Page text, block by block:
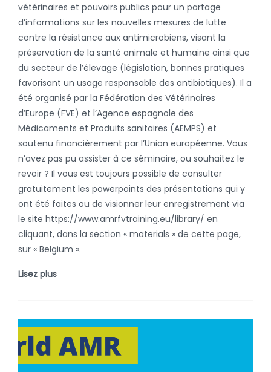
vétérinaires et pouvoirs publics pour un partage
d’informations sur les nouvelles mesures de lutte
contre la résistance aux antimicrobiens, visant la
préservation de la santé animale et humaine ainsi que
du secteur de l’élevage (législation, bonnes pratiques
favorisant un usage responsable des antibiotiques). Il a
été organisé par la Fédération des Vétérinaires
d’Europe (FVE) et l’Agence espagnole des
Médicaments et Produits sanitaires (AEMPS) et
soutenu financièrement par l’Union européenne. Vous
n’avez pas pu assister à ce séminaire, ou souhaitez le
revoir ? Il vous est toujours possible de consulter
gratuitement les powerpoints des présentations qui y
ont été faites ou de visionner leur enregistrement via
le site https://www.amrfvtraining.eu/library/ en
cliquant, dans la section « materials » de cette page,
sur « Belgium ».
Lisez plus